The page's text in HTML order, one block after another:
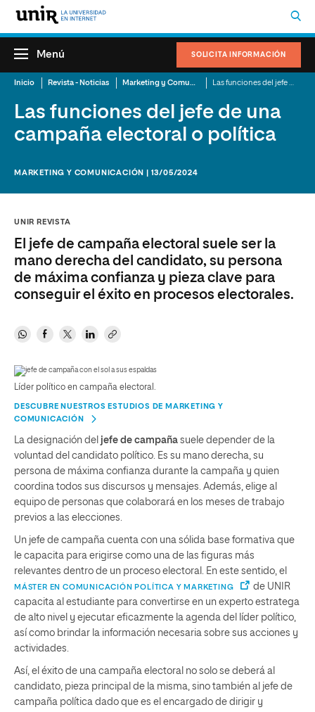
SOLICITA INFORMACIÓN
Menú
Inicio Revista - Noticias Marketing y Comunicación
Las funciones del jefe de una
campaña electoral o política
MARKETING Y COMUNICACIÓN | 13/05/2024
UNIR REVISTA
El jefe de campaña electoral suele ser la
mano derecha del candidato, su persona
de máxima confianza y pieza clave para
conseguir el éxito en procesos electorales.
Líder político en campaña electoral.
DESCUBRE NUESTROS ESTUDIOS DE MARKETING Y
COMUNICACIÓN
La designación del jefe de campaña suele depender de la
voluntad del candidato político. Es su mano derecha, su
persona de máxima confianza durante la campaña y quien
coordina todos sus discursos y mensajes. Además, elige al
equipo de personas que colaborará en los meses de trabajo
previos a las elecciones.
Un jefe de campaña cuenta con una sólida base formativa que
le capacita para erigirse como una de las figuras más
relevantes dentro de un proceso electoral. En este sentido, el
MÁSTER EN COMUNICACIÓN POLÍTICA Y MARKETING
de UNIR
capacita al estudiante para convertirse en un experto estratega
de alto nivel y ejecutar eficazmente la agenda del líder político,
así como brindar la información necesaria sobre sus acciones y
actividades.
Así, el éxito de una campaña electoral no solo se deberá al
candidato, pieza principal de la misma, sino también al jefe de
campaña política dado que es el encargado de dirigir y